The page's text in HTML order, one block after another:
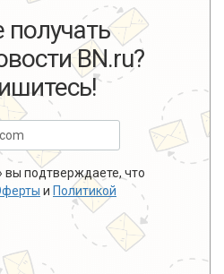
получать
BN.ru?
подтверждаете, что
и Политикой